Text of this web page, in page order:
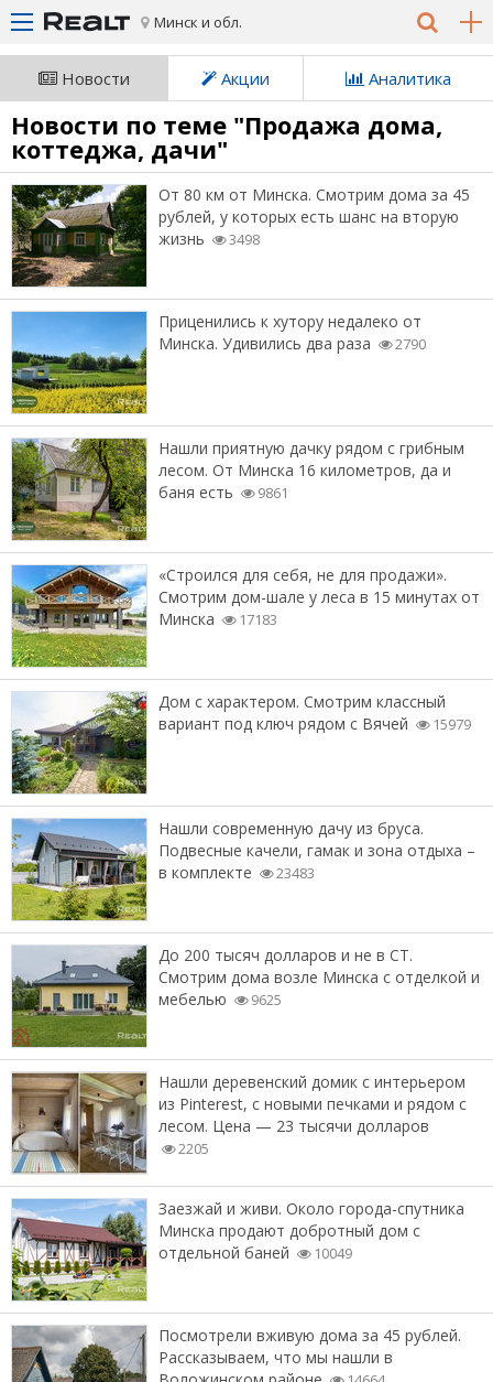
Минск и обл.
Новости Акции Аналитика
Новости по теме "Продажа дома,
коттеджа, дачи"
От 80 км от Минска. Смотрим дома за 45
рублей, у которых есть шанс на вторую
жизнь
3498
Приценились к хутору недалеко от
Минска. Удивились два раза
2790
Нашли приятную дачку рядом с грибным
лесом. От Минска 16 километров, да и
баня есть
9861
«Строился для себя, не для продажи».
Смотрим дом-шале у леса в 15 минутах от
Минска
17183
Дом с характером. Смотрим классный
вариант под ключ рядом с Вячей
15979
Нашли современную дачу из бруса.
Подвесные качели, гамак и зона отдыха –
в комплекте
23483
До 200 тысяч долларов и не в СТ.
Смотрим дома возле Минска с отделкой и
мебелью
9625
Нашли деревенский домик с интерьером
из Pinterest, с новыми печками и рядом с
лесом. Цена — 23 тысячи долларов
2205
Заезжай и живи. Около города-спутника
Минска продают добротный дом с
отдельной баней
10049
Посмотрели вживую дома за 45 рублей.
Рассказываем, что мы нашли в